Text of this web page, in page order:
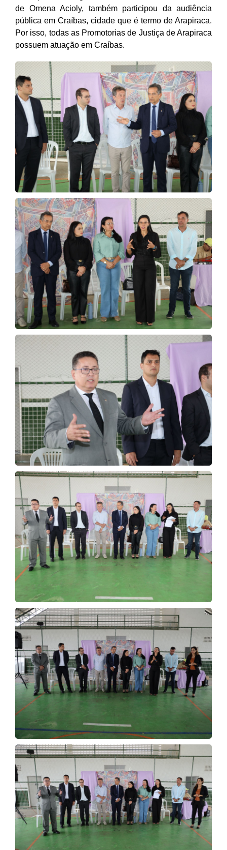
de Omena Acioly, também participou
da audiência
pública em Craíbas, cidade que é termo de Arapiraca.
Por isso, todas as Promotorias de Justiça de Arapiraca
possuem atuação em Craíbas.